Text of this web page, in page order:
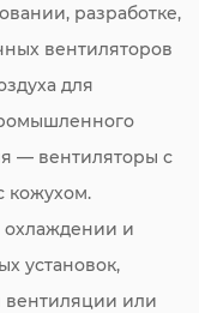
разработке,
вентиляторов
для
— вентиляторы с
кожухом.
охлаждении и
установок,
или